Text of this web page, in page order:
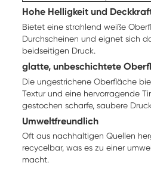
Hohe Helligkeit und
Bietet eine strahlend weiße
Durchscheinen und eignet sich
beidseitigen Druck.
glatte, unbeschichtete
Die ungestrichene Oberfläche
Textur und eine hervorragende
gestochen scharfe, saubere
Umweltfreundlich
Oft aus nachhaltigen Quellen
recycelbar, was es zu einer
macht.